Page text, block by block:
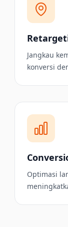
Jangkau
konversi
Optimasi